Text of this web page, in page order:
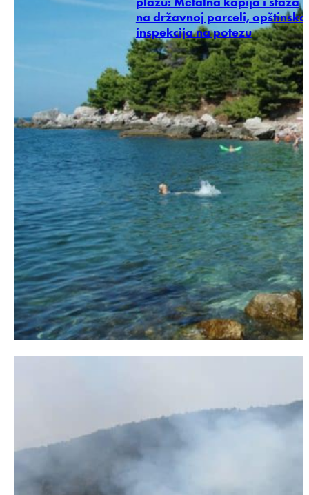
na državnoj parceli, opštinska
inspekcija na potezu